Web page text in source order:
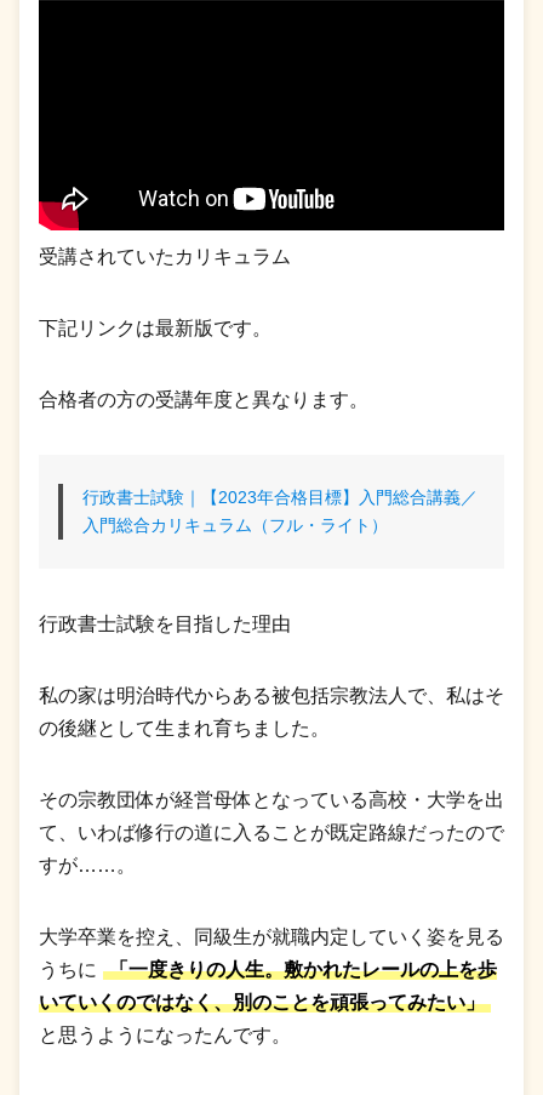
受講されていたカリキュラム
下記リンクは最新版です。
合格者の方の受講年度と異なります。
行政書士試験｜【2023年合格目標】入門総合講義／
入門総合カリキュラム（フル・ライト）
行政書士試験を目指した理由
私の家は明治時代からある被包括宗教法人で、私はそ
の後継として生まれ育ちました。
その宗教団体が経営母体となっている高校・大学を出
て、いわば修行の道に入ることが既定路線だったので
すが……。
大学卒業を控え、同級生が就職内定していく姿を見る
うちに
「一度きりの人生。敷かれたレールの上を歩
いていくのではなく、別のことを頑張ってみたい」
と思うようになったんです。